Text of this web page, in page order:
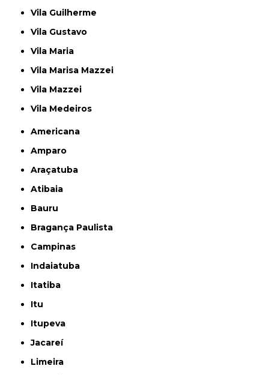
Vila Guilherme
Vila Gustavo
Vila Maria
Vila Marisa Mazzei
Vila Mazzei
Vila Medeiros
Americana
Amparo
Araçatuba
Atibaia
Bauru
Bragança Paulista
Campinas
Indaiatuba
Itatiba
Itu
Itupeva
Jacareí
Limeira